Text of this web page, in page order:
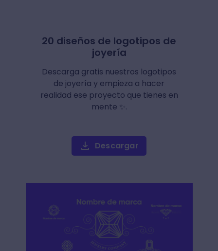
20 diseños de logotipos de
joyería
Descarga gratis nuestros logotipos
de joyería y empieza a hacer
realidad ese proyecto que tienes en
mente ✨.
Descargar